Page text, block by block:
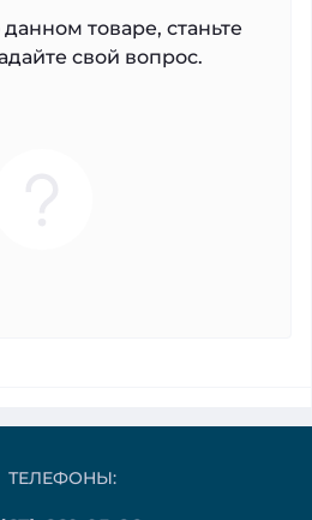
товаре, станьте
свой вопрос.
ТЕЛЕФОНЫ: